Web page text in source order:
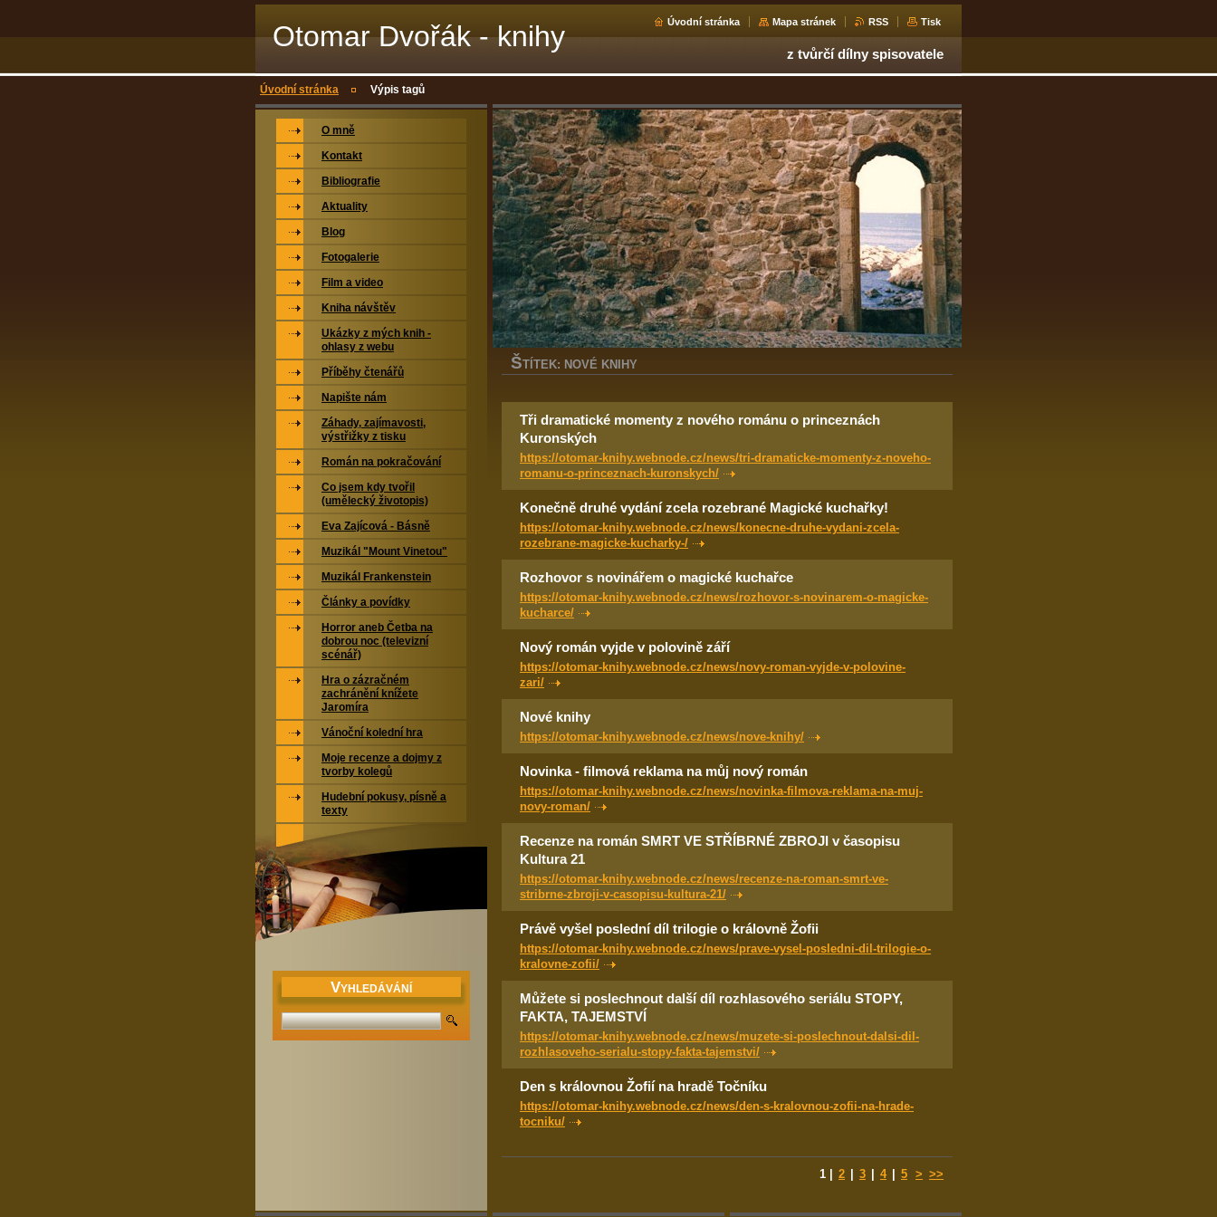
Otomar Dvořák - knihy Úvodní stránka Mapa stránek RSS Tisk
z tvůrčí dílny spisovatele
Úvodní stránka Výpis tagů
ŠTÍTEK: NOVÉ KNIHY
Tři dramatické momenty z nového románu o princeznách
Kuronských
https://otomar-knihy.webnode.cz/news/tri-dramaticke-momenty-z-noveho-
romanu-o-princeznach-kuronskych/
Konečně druhé vydání zcela rozebrané Magické kuchařky!
https://otomar-knihy.webnode.cz/news/konecne-druhe-vydani-zcela-
rozebrane-magicke-kucharky-/
Rozhovor s novinářem o magické kuchařce
https://otomar-knihy.webnode.cz/news/rozhovor-s-novinarem-o-magicke-
kucharce/
Nový román vyjde v polovině září
https://otomar-knihy.webnode.cz/news/novy-roman-vyjde-v-polovine-
zari/
Nové knihy
https://otomar-knihy.webnode.cz/news/nove-knihy/
Novinka - filmová reklama na můj nový román
https://otomar-knihy.webnode.cz/news/novinka-filmova-reklama-na-muj-
novy-roman/
Recenze na román SMRT VE STŘÍBRNÉ ZBROJI v časopisu
Kultura 21
https://otomar-knihy.webnode.cz/news/recenze-na-roman-smrt-ve-
stribrne-zbroji-v-casopisu-kultura-21/
Právě vyšel poslední díl trilogie o královně Žofii
https://otomar-knihy.webnode.cz/news/prave-vysel-posledni-dil-trilogie-o-
kralovne-zofii/
Můžete si poslechnout další díl rozhlasového seriálu STOPY,
FAKTA, TAJEMSTVÍ
https://otomar-knihy.webnode.cz/news/muzete-si-poslechnout-dalsi-dil-
rozhlasoveho-serialu-stopy-fakta-tajemstvi/
Den s královnou Žofií na hradě Točníku
https://otomar-knihy.webnode.cz/news/den-s-kralovnou-zofii-na-hrade-
tocniku/
1 2 3 4 5 > >>
O mně
Kontakt
Bibliografie
Aktuality
Blog
Fotogalerie
Film a video
Kniha návštěv
Ukázky z mých knih -
ohlasy z webu
Příběhy čtenářů
Napište nám
Záhady, zajímavosti,
výstřižky z tisku
Román na pokračování
Co jsem kdy tvořil
(umělecký životopis)
Eva Zajícová - Básně
Muzikál "Mount Vinetou"
Muzikál Frankenstein
Články a povídky
Horror aneb Četba na
dobrou noc (televizní
scénář)
Hra o zázračném
zachránění knížete
Jaromíra
Vánoční kolední hra
Moje recenze a dojmy z
tvorby kolegů
Hudební pokusy, písně a
texty
VYHLEDÁVÁNÍ